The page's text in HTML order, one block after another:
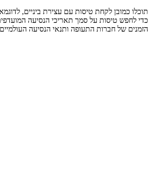
תוכלו כמובן לקחת טיסות עם עצירת ביניים,
כדי לחפש טיסות על סמך תאריכי הנסיעה
הזמנים של חברות התעופה ותנאי הנסיעה